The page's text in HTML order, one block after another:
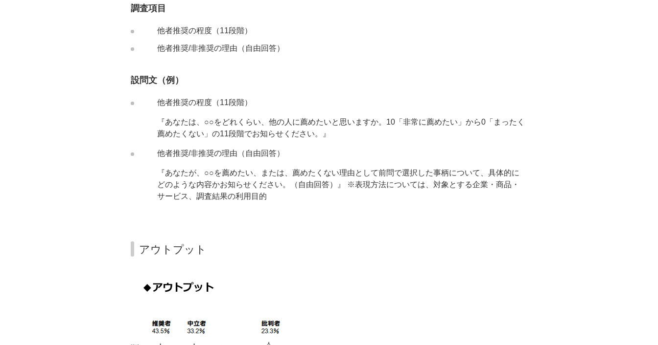
調査項目
他者推奨の程度（11段階）
他者推奨/非推奨の理由（自由回答）
設問文（例）
他者推奨の程度（11段階）
『あなたは、○○をどれくらい、他の人に薦めたいと思いますか。10「非常に薦めたい」から0「まったく
薦めたくない」の11段階でお知らせください。』
他者推奨/非推奨の理由（自由回答）
『あなたが、○○を薦めたい、または、薦めたくない理由として前問で選択した事柄について、具体的に
どのような内容かお知らせください。（自由回答）』 ※表現方法については、対象とする企業・商品・
サービス、調査結果の利用目的
アウトプット